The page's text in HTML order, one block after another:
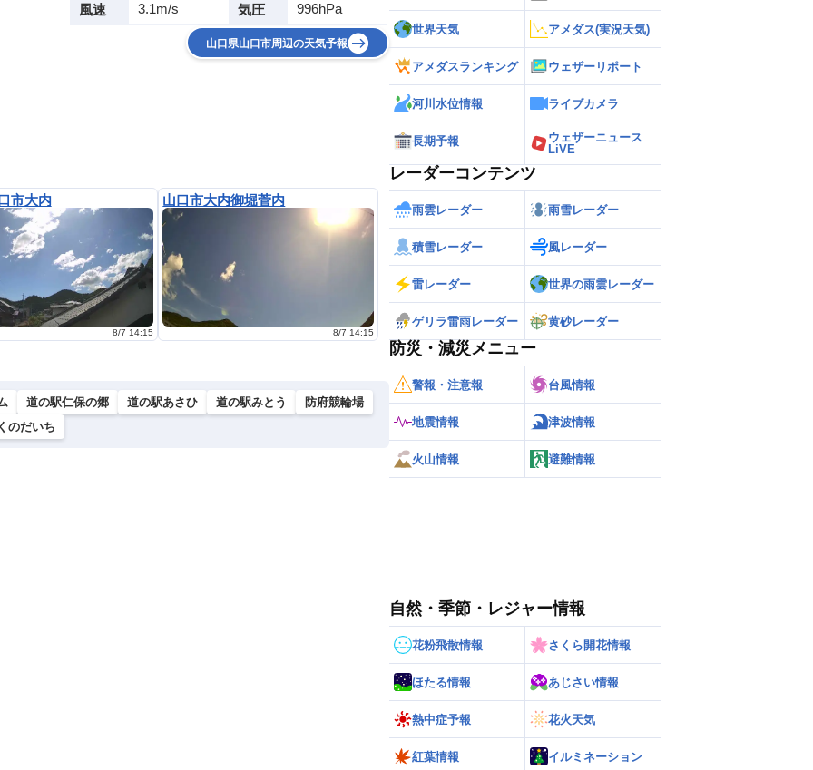
風速 3.1m/s 気圧 996hPa
山口県山口市周辺の天気予報
市大内
8/7 14:15
山口市大内御堀菅内
8/7 14:15
道の駅仁保の郷 道の駅あさひ 道の駅みとう
防府競輪場
のだいち
世界天気 アメダス(実況天気)
アメダスランキング ウェザーリポート
河川水位情報 ライブカメラ
長期予報
ウェザーニュース
LiVE
レーダーコンテンツ
雨雲レーダー 雨雪レーダー
積雪レーダー 風レーダー
雷レーダー 世界の雨雲レーダー
ゲリラ雷雨レーダー 黄砂レーダー
防災・減災メニュー
警報・注意報 台風情報
地震情報 津波情報
火山情報 避難情報
自然・季節・レジャー情報
花粉飛散情報 さくら開花情報
ほたる情報 あじさい情報
熱中症予報 花火天気
紅葉情報 イルミネーション